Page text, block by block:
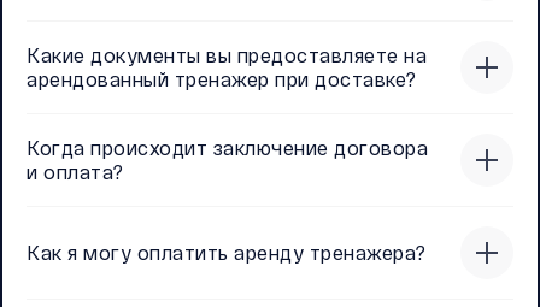
Какие документы вы предоставляете на
арендованный тренажер при доставке?
Когда происходит заключение договора
и оплата?
Как я могу оплатить аренду тренажера?